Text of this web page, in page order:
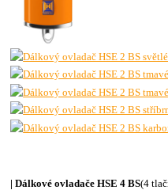
| Dálkové ovladače HSE 4 BS(4